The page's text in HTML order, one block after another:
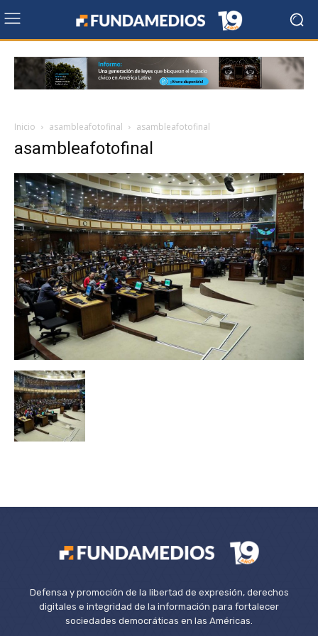
Inicio asambleafotofinal asambleafotofinal
asambleafotofinal
Defensa y promoción de la libertad de expresión, derechos
digitales e integridad de la información para fortalecer
sociedades democráticas en las Américas.